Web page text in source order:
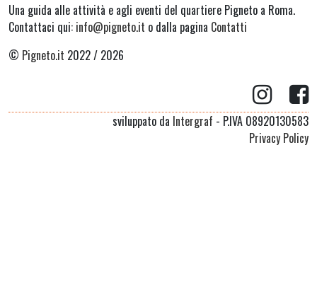
Una guida alle attività e agli eventi del quartiere Pigneto a Roma.
Contattaci qui: info@pigneto.it o dalla pagina Contatti
© Pigneto.it 2022 / 2026
sviluppato da Intergraf - P.IVA 08920130583
Privacy Policy